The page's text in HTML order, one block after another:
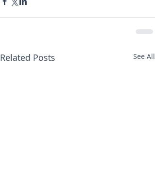
Related Posts See All